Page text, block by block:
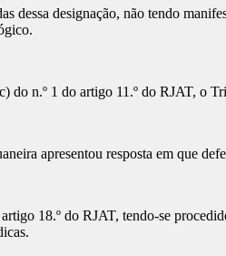
dessa designação, não tendo
do n.º 1 do artigo 11.º do RJAT, o
apresentou resposta em que
18.º do RJAT, tendo-se